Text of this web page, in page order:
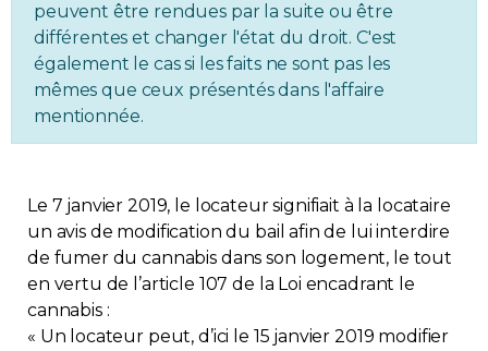
App APQ
Médias
Contact
Adhésion
peuvent être rendues par la suite ou être
différentes et changer l'état du droit. C'est
également le cas si les faits ne sont pas les
mêmes que ceux présentés dans l'affaire
mentionnée.
Le 7 janvier 2019, le locateur signifiait à la locataire
un avis de modification du bail afin de lui interdire
de fumer du cannabis dans son logement, le tout
en vertu de l’article 107 de la Loi encadrant le
cannabis :
« Un locateur peut, d’ici le 15 janvier 2019 modifier